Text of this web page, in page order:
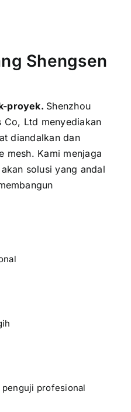
Shengsen
proyek. Shenzhou
Co, Ltd menyediakan
diandalkan dan
mesh. Kami menjaga
solusi yang andal
penguji profesional